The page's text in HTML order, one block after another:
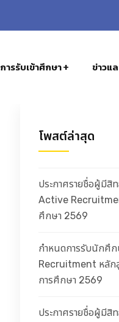
การรับเข้าศึกษา ข่าวแ
โพสต์ล่าสุด
ประกาศรายชื่อผู้มีสิ
Active
ศึกษา 2569
กำหนดการรับนักศึ
Recruitment หลัก
การศึกษา 2569
ประกาศรายชื่อผู้มีสิ